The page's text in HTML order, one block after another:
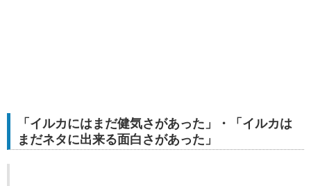
「イルカにはまだ健気さがあった」・「イルカは
まだネタに出来る面白さがあった」